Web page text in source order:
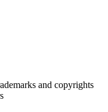
and copyrights